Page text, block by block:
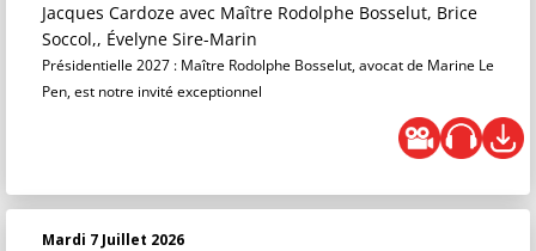
Jacques Cardoze avec Maître Rodolphe Bosselut, Brice
Soccol,, Évelyne Sire-Marin
Présidentielle 2027 : Maître Rodolphe Bosselut, avocat de Marine Le
Pen, est notre invité exceptionnel
Mardi 7 Juillet 2026